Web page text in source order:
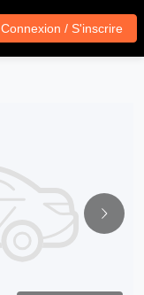
Connexion / S'inscrire